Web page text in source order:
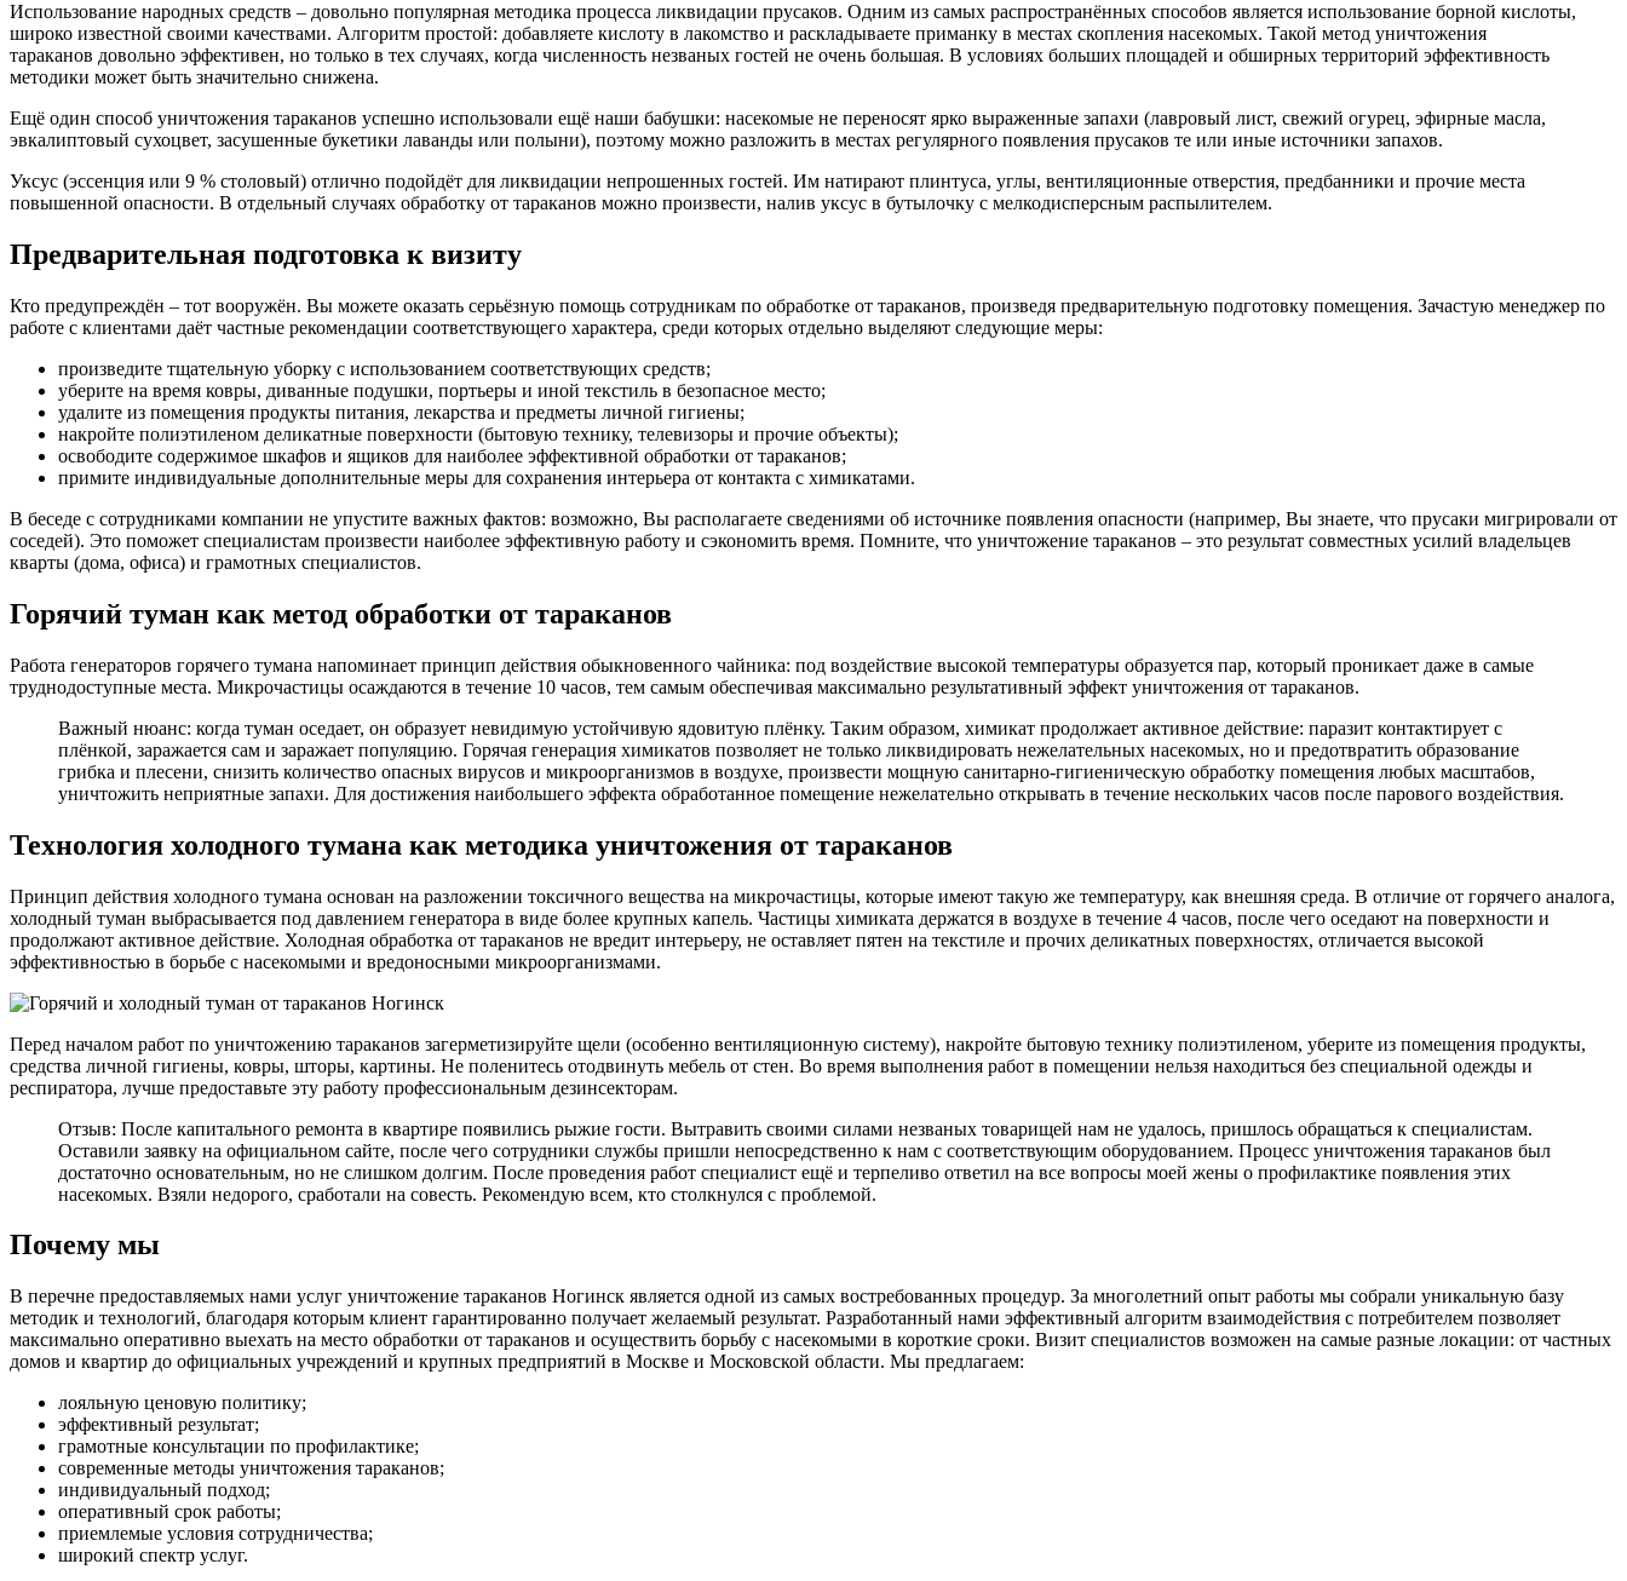
Использование народных средств – довольно популярная методика процесса ликвидации прусаков. Одним из самых распространённых способов является использование борной кислоты,
широко известной своими качествами. Алгоритм простой: добавляете кислоту в лакомство и раскладываете приманку в местах скопления насекомых. Такой метод уничтожения
тараканов довольно эффективен, но только в тех случаях, когда численность незваных гостей не очень большая. В условиях больших площадей и обширных территорий эффективность
методики может быть значительно снижена.
Ещё один способ уничтожения тараканов успешно использовали ещё наши бабушки: насекомые не переносят ярко выраженные запахи (лавровый лист, свежий огурец, эфирные масла,
эвкалиптовый сухоцвет, засушенные букетики лаванды или полыни), поэтому можно разложить в местах регулярного появления прусаков те или иные источники запахов.
Уксус (эссенция или 9 % столовый) отлично подойдёт для ликвидации непрошенных гостей. Им натирают плинтуса, углы, вентиляционные отверстия, предбанники и прочие места
повышенной опасности. В отдельный случаях обработку от тараканов можно произвести, налив уксус в бутылочку с мелкодисперсным распылителем.
Предварительная подготовка к визиту
Кто предупреждён – тот вооружён. Вы можете оказать серьёзную помощь сотрудникам по обработке от тараканов, произведя предварительную подготовку помещения. Зачастую менеджер по
работе с клиентами даёт частные рекомендации соответствующего характера, среди которых отдельно выделяют следующие меры:
произведите тщательную уборку с использованием соответствующих средств;
уберите на время ковры, диванные подушки, портьеры и иной текстиль в безопасное место;
удалите из помещения продукты питания, лекарства и предметы личной гигиены;
накройте полиэтиленом деликатные поверхности (бытовую технику, телевизоры и прочие объекты);
освободите содержимое шкафов и ящиков для наиболее эффективной обработки от тараканов;
примите индивидуальные дополнительные меры для сохранения интерьера от контакта с химикатами.
В беседе с сотрудниками компании не упустите важных фактов: возможно, Вы располагаете сведениями об источнике появления опасности (например, Вы знаете, что прусаки мигрировали от
соседей). Это поможет специалистам произвести наиболее эффективную работу и сэкономить время. Помните, что уничтожение тараканов – это результат совместных усилий владельцев
кварты (дома, офиса) и грамотных специалистов.
Горячий туман как метод обработки от тараканов
Работа генераторов горячего тумана напоминает принцип действия обыкновенного чайника: под воздействие высокой температуры образуется пар, который проникает даже в самые
труднодоступные места. Микрочастицы осаждаются в течение 10 часов, тем самым обеспечивая максимально результативный эффект уничтожения от тараканов.
Важный нюанс: когда туман оседает, он образует невидимую устойчивую ядовитую плёнку. Таким образом, химикат продолжает активное действие: паразит контактирует с
плёнкой, заражается сам и заражает популяцию. Горячая генерация химикатов позволяет не только ликвидировать нежелательных насекомых, но и предотвратить образование
грибка и плесени, снизить количество опасных вирусов и микроорганизмов в воздухе, произвести мощную санитарно-гигиеническую обработку помещения любых масштабов,
уничтожить неприятные запахи. Для достижения наибольшего эффекта обработанное помещение нежелательно открывать в течение нескольких часов после парового воздействия.
Технология холодного тумана как методика уничтожения от тараканов
Принцип действия холодного тумана основан на разложении токсичного вещества на микрочастицы, которые имеют такую же температуру, как внешняя среда. В отличие от горячего аналога,
холодный туман выбрасывается под давлением генератора в виде более крупных капель. Частицы химиката держатся в воздухе в течение 4 часов, после чего оседают на поверхности и
продолжают активное действие. Холодная обработка от тараканов не вредит интерьеру, не оставляет пятен на текстиле и прочих деликатных поверхностях, отличается высокой
эффективностью в борьбе с насекомыми и вредоносными микроорганизмами.
Перед началом работ по уничтожению тараканов загерметизируйте щели (особенно вентиляционную систему), накройте бытовую технику полиэтиленом, уберите из помещения продукты,
средства личной гигиены, ковры, шторы, картины. Не поленитесь отодвинуть мебель от стен. Во время выполнения работ в помещении нельзя находиться без специальной одежды и
респиратора, лучше предоставьте эту работу профессиональным дезинсекторам.
Отзыв: После капитального ремонта в квартире появились рыжие гости. Вытравить своими силами незваных товарищей нам не удалось, пришлось обращаться к специалистам.
Оставили заявку на официальном сайте, после чего сотрудники службы пришли непосредственно к нам с соответствующим оборудованием. Процесс уничтожения тараканов был
достаточно основательным, но не слишком долгим. После проведения работ специалист ещё и терпеливо ответил на все вопросы моей жены о профилактике появления этих
насекомых. Взяли недорого, сработали на совесть. Рекомендую всем, кто столкнулся с проблемой.
Почему мы
В перечне предоставляемых нами услуг уничтожение тараканов Ногинск является одной из самых востребованных процедур. За многолетний опыт работы мы собрали уникальную базу
методик и технологий, благодаря которым клиент гарантированно получает желаемый результат. Разработанный нами эффективный алгоритм взаимодействия с потребителем позволяет
максимально оперативно выехать на место обработки от тараканов и осуществить борьбу с насекомыми в короткие сроки. Визит специалистов возможен на самые разные локации: от частных
домов и квартир до официальных учреждений и крупных предприятий в Москве и Московской области. Мы предлагаем:
лояльную ценовую политику;
эффективный результат;
грамотные консультации по профилактике;
современные методы уничтожения тараканов;
индивидуальный подход;
оперативный срок работы;
приемлемые условия сотрудничества;
широкий спектр услуг.